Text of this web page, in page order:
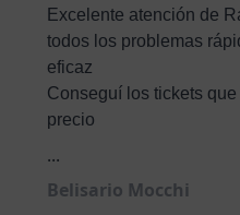
Excelente atención de
todos los problemas
eficaz
Conseguí los tickets
precio
...
Belisario Mocchi